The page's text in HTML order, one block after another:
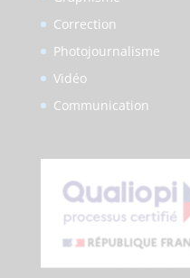
Correction
Photojournalisme
Vidéo
Communication